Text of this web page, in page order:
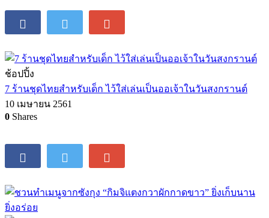
ช้อปปิ้ง
7 ร้านชุดไทยสำหรับเด็ก ไว้ใส่เล่นเป็นออเจ้าในวันสงกรานต์
10 เมษายน 2561
0 Shares